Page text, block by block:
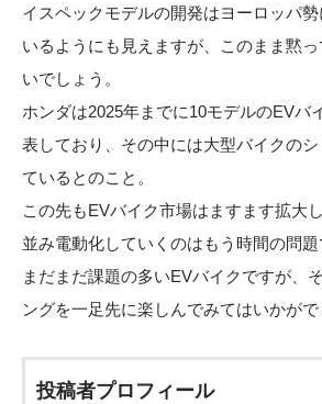
イスペックモデルの開発はヨーロッパ
いるようにも見えますが、このまま黙
いでしょう。
ホンダは2025年までに10モデルのEVバ
表しており、その中には大型バイクの
ているとのこと。
この先もEVバイク市場はますます拡大
並み電動化していくのはもう時間の問題
まだまだ課題の多いEVバイクですが、
ングを一足先に楽しんでみてはいかがで
投稿者プロフィール